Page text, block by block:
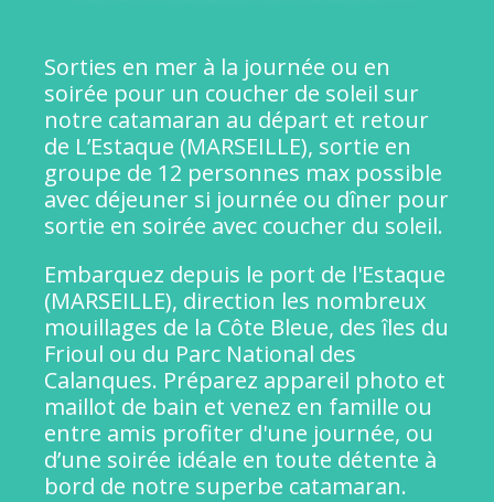
Sorties en mer à la journée ou en
soirée pour un coucher de soleil sur
notre catamaran au départ et retour
de L’Estaque (MARSEILLE), sortie en
groupe de 12 personnes max possible
avec déjeuner si journée ou dîner pour
sortie en soirée avec coucher du soleil.
Embarquez depuis le port de l'Estaque
(MARSEILLE), direction les nombreux
mouillages de la Côte Bleue, des îles du
Frioul ou du Parc National des
Calanques. Préparez appareil photo et
maillot de bain et venez en famille ou
entre amis profiter d'une journée, ou
d’une soirée idéale en toute détente à
bord de notre superbe catamaran.